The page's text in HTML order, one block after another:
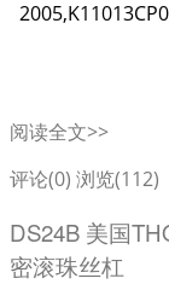
阅读全文>>
评论(0) 浏览(112)
DS24B 美国
密滚珠丝杠